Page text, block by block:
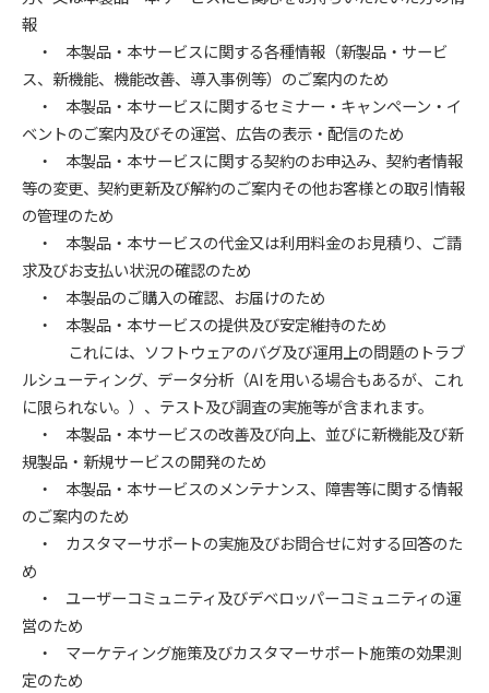
報
・ 本製品・本サービスに関する各種情報（新製品・サービ
ス、新機能、機能改善、導入事例等）のご案内のため
・ 本製品・本サービスに関するセミナー・キャンペーン・イ
ベントのご案内及びその運営、広告の表示・配信のため
・ 本製品・本サービスに関する契約のお申込み、契約者情報
等の変更、契約更新及び解約のご案内その他お客様との取引情報
の管理のため
・ 本製品・本サービスの代金又は利用料金のお見積り、ご請
求及びお支払い状況の確認のため
・ 本製品のご購入の確認、お届けのため
・ 本製品・本サービスの提供及び安定維持のため
これには、ソフトウェアのバグ及び運用上の問題のトラブ
ルシューティング、データ分析（AIを用いる場合もあるが、これ
に限られない。）、テスト及び調査の実施等が含まれます。
・ 本製品・本サービスの改善及び向上、並びに新機能及び新
規製品・新規サービスの開発のため
・ 本製品・本サービスのメンテナンス、障害等に関する情報
のご案内のため
・ カスタマーサポートの実施及びお問合せに対する回答のた
め
・ ユーザーコミュニティ及びデベロッパーコミュニティの運
営のため
・ マーケティング施策及びカスタマーサポート施策の効果測
定のため